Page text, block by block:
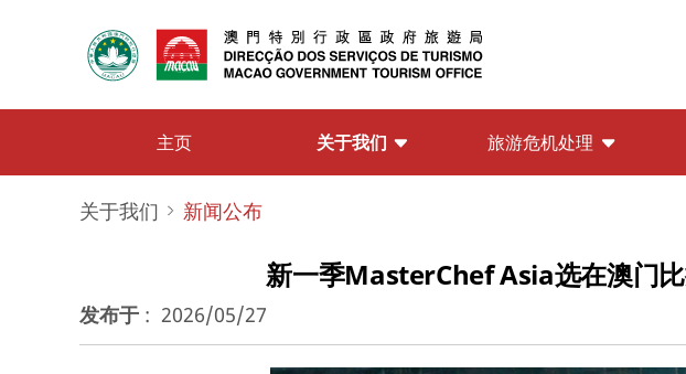
主页 关于我们 旅游危机处理
关于我们 新闻公布
新一季MasterChef Asia选在澳门
发布于 : 2026/05/27